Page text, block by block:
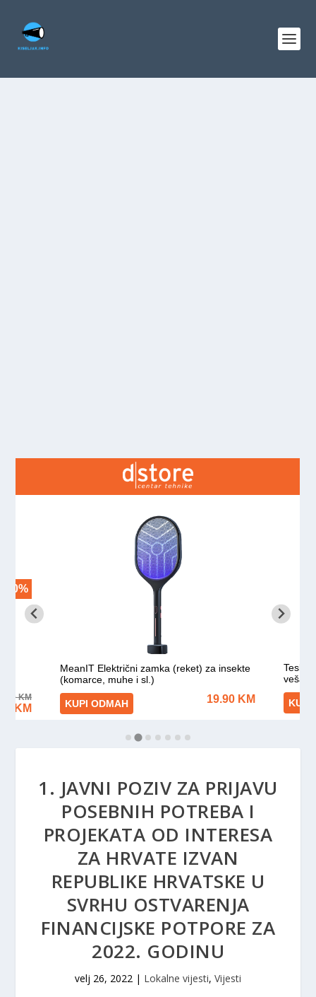
1. JAVNI POZIV ZA PRIJAVU
POSEBNIH POTREBA I
PROJEKATA OD INTERESA
ZA HRVATE IZVAN
REPUBLIKE HRVATSKE U
SVRHU OSTVARENJA
FINANCIJSKE POTPORE ZA
2022. GODINU
velj 26, 2022 | Lokalne vijesti, Vijesti